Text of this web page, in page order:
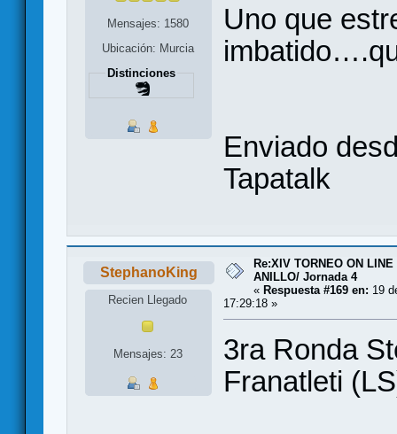
Mensajes: 1580
Ubicación: Murcia
Distinciones
Uno que
Enviado
Tapatalk
StephanoKing
Recien Llegado
Mensajes: 23
Re:XIV TORNEO ON
ANILLO/ Jornada 4
« Respuesta #169 en: 19
17:29:18 »
3ra Ronda
Franatleti